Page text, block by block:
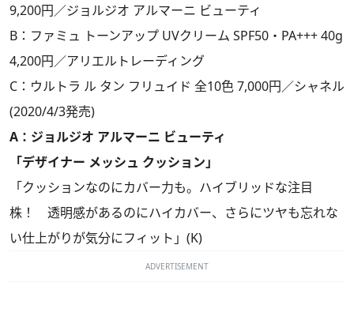
9,200円／ジョルジオ アルマーニ ビューティ
B：ファミュ トーンアップ UVクリーム SPF50・PA+++ 40g
4,200円／アリエルトレーディング
C：ウルトラ ル タン フリュイド 全10色 7,000円／シャネル
(2020/4/3発売)
A：ジョルジオ アルマーニ ビューティ
「デザイナー メッシュ クッション」
「クッションなのにカバー力も。ハイブリッドな注目
株！ 透明感があるのにハイカバー、さらにツヤも忘れな
い仕上がりが気分にフィット」(K)
ADVERTISEMENT